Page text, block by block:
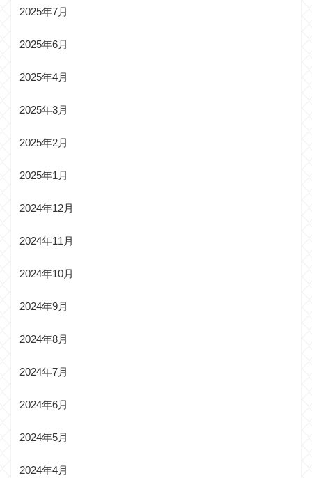
2025年7月
2025年6月
2025年4月
2025年3月
2025年2月
2025年1月
2024年12月
2024年11月
2024年10月
2024年9月
2024年8月
2024年7月
2024年6月
2024年5月
2024年4月